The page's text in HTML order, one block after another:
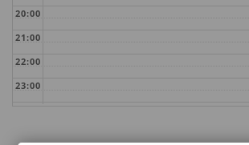
20:00
21:00
22:00
23:00